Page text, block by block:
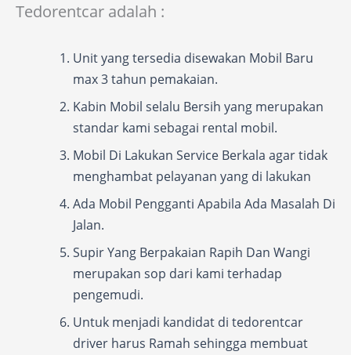
Tedorentcar adalah :
Unit yang tersedia disewakan Mobil Baru
max 3 tahun pemakaian.
Kabin Mobil selalu Bersih yang merupakan
standar kami sebagai rental mobil.
Mobil Di Lakukan Service Berkala agar tidak
menghambat pelayanan yang di lakukan
Ada Mobil Pengganti Apabila Ada Masalah Di
Jalan.
Supir Yang Berpakaian Rapih Dan Wangi
merupakan sop dari kami terhadap
pengemudi.
Untuk menjadi kandidat di tedorentcar
driver harus Ramah sehingga membuat